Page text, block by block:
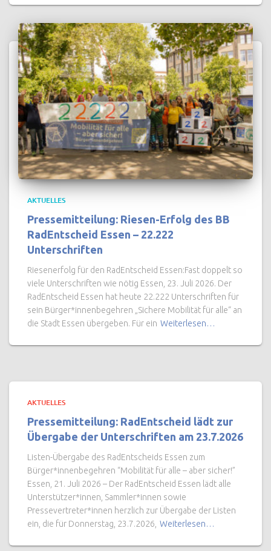
AKTUELLES
Pressemitteilung: Riesen-Erfolg des BB
RadEntscheid Essen – 22.222
Unterschriften
Riesenerfolg für den RadEntscheid Essen:Fast doppelt so
viele Unterschriften wie nötig Essen, 23. Juli 2026. Der
RadEntscheid Essen hat heute 22.222 Unterschriften für
sein Bürger*innenbegehren „Sichere Mobilität für alle“ an
die Stadt Essen übergeben. Für ein Weiterlesen…
AKTUELLES
Pressemitteilung: RadEntscheid lädt zur
Übergabe der Unterschriften am 23.7.2026
Listen-Übergabe des RadEntscheids Essen zum
Bürger*innenbegehren “Mobilität für alle – aber sicher!”
Essen, 21. Juli 2026 – Der RadEntscheid Essen lädt alle
Unterstützer*innen, Sammler*innen sowie
Pressevertreter*innen herzlich zur Übergabe der Listen
ein, die für Donnerstag, 23.7.2026, Weiterlesen…